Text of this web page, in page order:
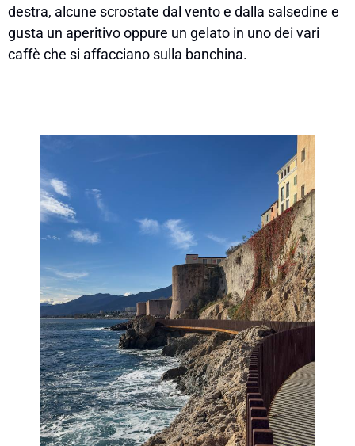
destra, alcune scrostate dal vento e dalla salsedine e
gusta un aperitivo oppure un gelato in uno dei vari
caffè che si affacciano sulla banchina.